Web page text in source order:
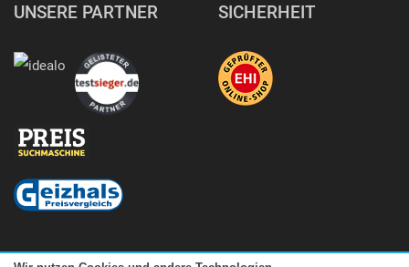
UNSERE PARTNER SICHERHEIT